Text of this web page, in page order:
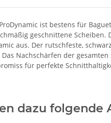
ist bestens für
geschnittene
aus. Der rutschfeste,
Nachschärfen der
für perfekte
dazu folgende